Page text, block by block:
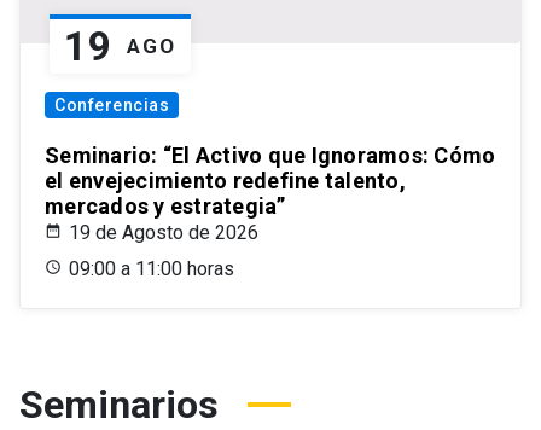
19 AGO
Conferencias
Seminario: “El Activo que Ignoramos: Cómo
el envejecimiento redefine talento,
mercados y estrategia”
19 de Agosto de 2026
09:00 a 11:00 horas
Seminarios